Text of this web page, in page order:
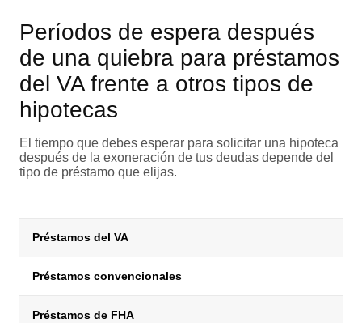
Períodos de espera después
de una quiebra para préstamos
del VA frente a otros tipos de
hipotecas
El tiempo que debes esperar para solicitar una hipoteca
después de la exoneración de tus deudas depende del
tipo de préstamo que elijas.
Préstamos del VA
Préstamos convencionales
Préstamos de FHA